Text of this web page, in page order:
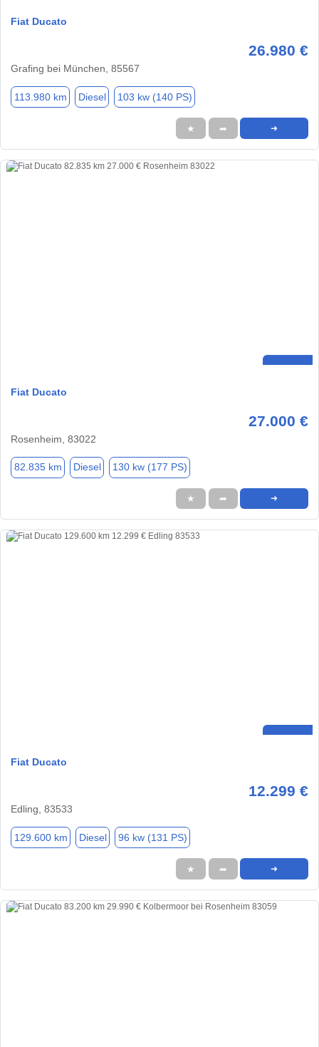
Fiat Ducato
26.980 €
Grafing bei München, 85567
113.980 km Diesel 103 kw (140 PS)
★ ➦ ➜
Fiat Ducato
27.000 €
Rosenheim, 83022
82.835 km Diesel 130 kw (177 PS)
★ ➦ ➜
Fiat Ducato
12.299 €
Edling, 83533
129.600 km Diesel 96 kw (131 PS)
★ ➦ ➜